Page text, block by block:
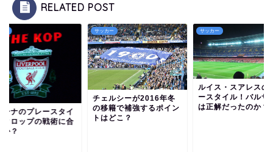
RELATED POST
ーナのプレースタイ
クロップの戦術に合
か？
サッカー
チェルシーが2016年冬
の移籍で補強するポイン
トはどこ？
サッカー
ルイス・スアレスの
ースタイル！バルサ
は正解だったのか？